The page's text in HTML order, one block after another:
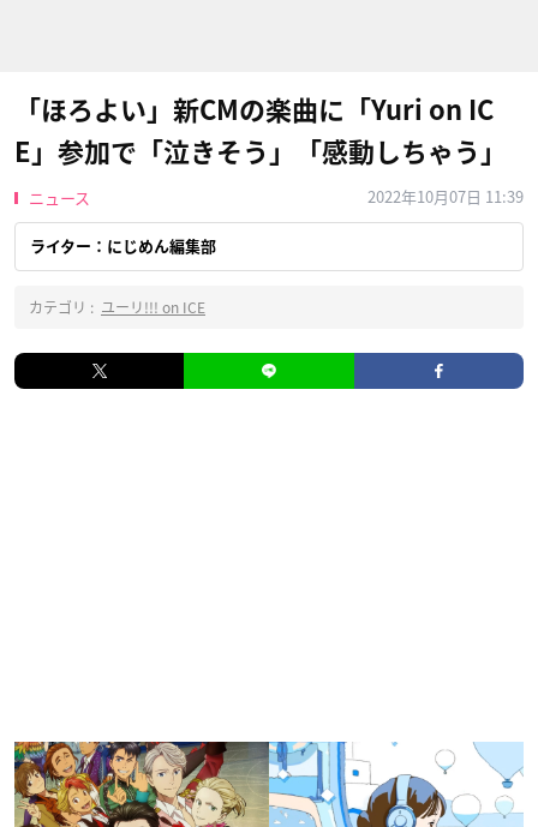
「ほろよい」新CMの楽曲に「Yuri on IC
E」参加で「泣きそう」「感動しちゃう」
ニュース 2022年10月07日 11:39
ライター：にじめん編集部
カテゴリ : ユーリ!!! on ICE